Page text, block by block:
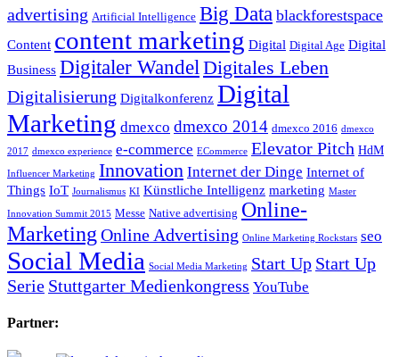
advertising Artificial Intelligence Big Data blackforestspace
Content content marketing Digital Digital Age Digital
Business Digitaler Wandel Digitales Leben
Digitalisierung Digitalkonferenz Digital
Marketing dmexco dmexco 2014 dmexco 2016 dmexco
2017 dmexco experience e-commerce ECommerce Elevator Pitch HdM
Influencer Marketing Innovation Internet der Dinge Internet of
Things IoT Journalismus KI Künstliche Intelligenz marketing Master
Innovation Summit 2015 Messe Native advertising Online-
Marketing Online Advertising Online Marketing Rockstars seo
Social Media Social Media Marketing Start Up Start Up
Serie Stuttgarter Medienkongress YouTube
Partner: